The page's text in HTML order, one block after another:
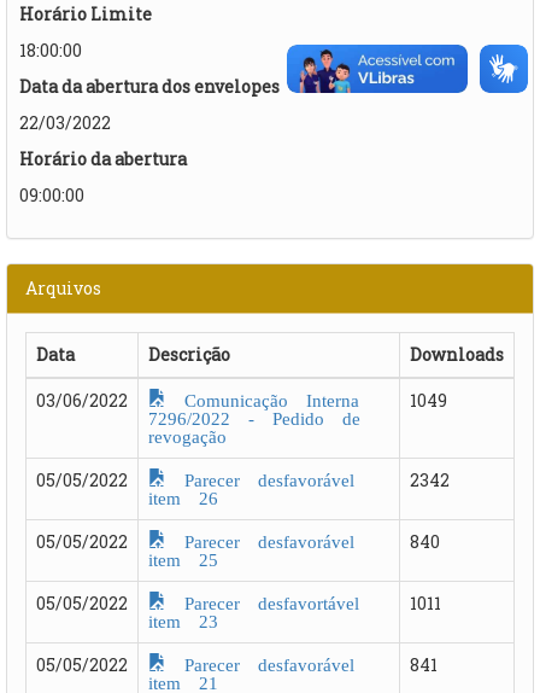
Horário Limite
18:00:00
Data da abertura dos envelopes
22/03/2022
Horário da abertura
09:00:00
Arquivos
Data Descrição
Downloads
03/06/2022
Comunicação Interna
7296/2022 - Pedido de
revogação
1049
05/05/2022
Parecer desfavorável
item 26
2342
05/05/2022
Parecer desfavorável
item 25
840
05/05/2022
Parecer desfavortável
item 23
1011
05/05/2022
Parecer desfavorável
item 21
841